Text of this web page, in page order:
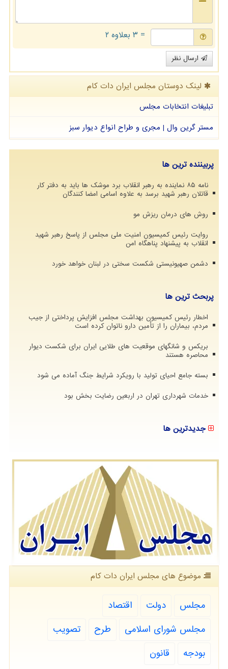
= ۳ بعلاوه ۲
ارسال نظر
لینک دوستان مجلس ایران دات كام
تبلیغات انتخابات مجلس
مستر گرین وال | مجری و طراح انواع دیوار سبز
پربیننده ترین ها
نامه ۸۵ نماینده به رهبر انقلاب برد موشک ها باید به دفتر کار
قاتلان رهبر شهید برسد به علاوه اسامی امضا کنندگان
روش های درمان ریزش مو
روایت رئیس کمیسیون امنیت ملی مجلس از پاسخ رهبر شهید
انقلاب به پیشنهاد پناهگاه امن
دشمن صهیونیستی شکست سختی در لبنان خواهد خورد
پربحث ترین ها
اخطار رئیس کمیسیون بهداشت مجلس افزایش پرداختی از جیب
مردم، بیماران را از تأمین دارو ناتوان کرده است
بریکس و شانگهای موقعیت های طلایی ایران برای شکست دیوار
محاصره هستند
بسته جامع احیای تولید با رویکرد شرایط جنگ آماده می شود
خدمات شهرداری تهران در اربعین رضایت بخش بود
جدیدترین ها
موضوع های مجلس ایران دات كام
مجلس دولت
اقتصاد
مجلس شورای اسلامی
طرح
تصویب
بودجه
قانون